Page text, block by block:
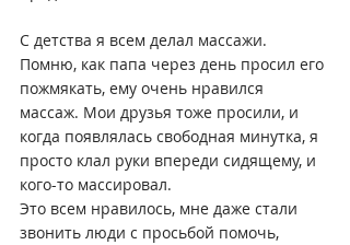
С детства я всем делал массажи.
Помню, как папа через день просил его
пожмякать, ему очень нравился
массаж. Мои друзья тоже просили, и
когда появлялась свободная минутка, я
просто клал руки впереди сидящему, и
кого-то массировал.
Это всем нравилось, мне даже стали
звонить люди с просьбой помочь,